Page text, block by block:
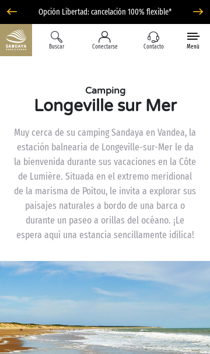
Opción Libertad: cancelación 100% flexible*
Buscar Conectarse Contacto Menú
Camping
Longeville sur Mer
Muy cerca de su camping Sandaya en Vandea, la
estación balnearia de Longeville-sur-Mer le da
la bienvenida durante sus vacaciones en la Côte
de Lumière. Situada en el extremo meridional
de la marisma de Poitou, le invita a explorar sus
paisajes naturales a bordo de una barca o
durante un paseo a orillas del océano. ¡Le
espera aquí una estancia sencillamente idílica!